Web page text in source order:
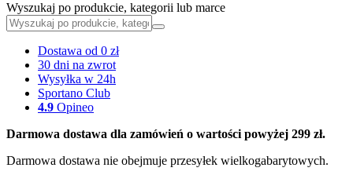
Wyszukaj po produkcie, kategorii lub marce
Dostawa od 0 zł
30 dni na zwrot
Wysyłka w 24h
Sportano Club
4.9 Opineo
Darmowa dostawa dla zamówień o wartości powyżej 299 zł.
Darmowa dostawa nie obejmuje przesyłek wielkogabarytowych.